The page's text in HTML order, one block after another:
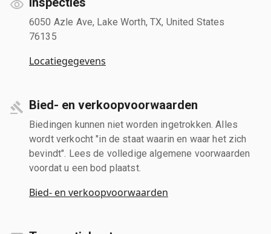
6050 Azle Ave, Lake Worth, TX, United States
76135
Locatiegegevens
Bied- en verkoopvoorwaarden
Biedingen kunnen niet worden ingetrokken. Alles
wordt verkocht "in de staat waarin en waar het zich
bevindt". Lees de volledige algemene voorwaarden
voordat u een bod plaatst.
Bied- en verkoopvoorwaarden